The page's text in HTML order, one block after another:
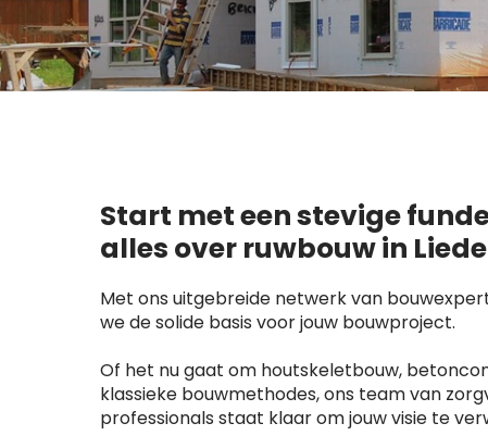
Start met een stevige
alles over ruwbouw in
Met ons uitgebreide netwerk van
we de solide basis voor jouw bouwproject.
Of het nu gaat om houtskeletbouw,
klassieke bouwmethodes, ons team van
professionals staat klaar om jouw visie te